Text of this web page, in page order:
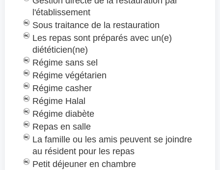
l'établissement
Sous traitance de la restauration
Les repas sont préparés avec un(e)
diététicien(ne)
Régime sans sel
Régime végétarien
Régime casher
Régime Halal
Régime diabète
Repas en salle
La famille ou les amis peuvent se joindre
au résident pour les repas
Petit déjeuner en chambre